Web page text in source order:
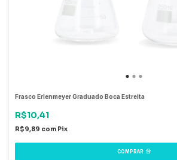
Frasco Erlenmeyer Graduado Boca Estreita
R$10,41
R$9,89 com Pix
COMPRAR